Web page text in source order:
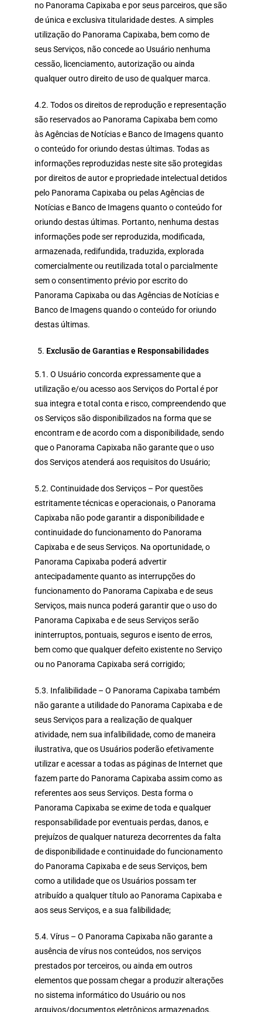
no Panorama Capixaba e por seus parceiros, que são
de única e exclusiva titularidade destes. A simples
utilização do Panorama Capixaba, bem como de
seus Serviços, não concede ao Usuário nenhuma
cessão, licenciamento, autorização ou ainda
qualquer outro direito de uso de qualquer marca.
4.2. Todos os direitos de reprodução e representação
são reservados ao Panorama Capixaba bem como
às Agências de Notícias e Banco de Imagens quanto
o conteúdo for oriundo destas últimas. Todas as
informações reproduzidas neste site são protegidas
por direitos de autor e propriedade intelectual detidos
pelo Panorama Capixaba ou pelas Agências de
Notícias e Banco de Imagens quanto o conteúdo for
oriundo destas últimas. Portanto, nenhuma destas
informações pode ser reproduzida, modificada,
armazenada, redifundida, traduzida, explorada
comercialmente ou reutilizada total o parcialmente
sem o consentimento prévio por escrito do
Panorama Capixaba ou das Agências de Notícias e
Banco de Imagens quando o conteúdo for oriundo
destas últimas.
Exclusão de Garantias e Responsabilidades
5.1. O Usuário concorda expressamente que a
utilização e/ou acesso aos Serviços do Portal é por
sua integra e total conta e risco, compreendendo que
os Serviços são disponibilizados na forma que se
encontram e de acordo com a disponibilidade, sendo
que o Panorama Capixaba não garante que o uso
dos Serviços atenderá aos requisitos do Usuário;
5.2. Continuidade dos Serviços – Por questões
estritamente técnicas e operacionais, o Panorama
Capixaba não pode garantir a disponibilidade e
continuidade do funcionamento do Panorama
Capixaba e de seus Serviços. Na oportunidade, o
Panorama Capixaba poderá advertir
antecipadamente quanto as interrupções do
funcionamento do Panorama Capixaba e de seus
Serviços, mais nunca poderá garantir que o uso do
Panorama Capixaba e de seus Serviços serão
ininterruptos, pontuais, seguros e isento de erros,
bem como que qualquer defeito existente no Serviço
ou no Panorama Capixaba será corrigido;
5.3. Infalibilidade – O Panorama Capixaba também
não garante a utilidade do Panorama Capixaba e de
seus Serviços para a realização de qualquer
atividade, nem sua infalibilidade, como de maneira
ilustrativa, que os Usuários poderão efetivamente
utilizar e acessar a todas as páginas de Internet que
fazem parte do Panorama Capixaba assim como as
referentes aos seus Serviços. Desta forma o
Panorama Capixaba se exime de toda e qualquer
responsabilidade por eventuais perdas, danos, e
prejuízos de qualquer natureza decorrentes da falta
de disponibilidade e continuidade do funcionamento
do Panorama Capixaba e de seus Serviços, bem
como a utilidade que os Usuários possam ter
atribuído a qualquer título ao Panorama Capixaba e
aos seus Serviços, e a sua falibilidade;
5.4. Vírus – O Panorama Capixaba não garante a
ausência de vírus nos conteúdos, nos serviços
prestados por terceiros, ou ainda em outros
elementos que possam chegar a produzir alterações
no sistema informático do Usuário ou nos
arquivos/documentos eletrônicos armazenados.